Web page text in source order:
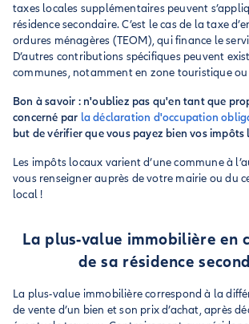
taxes locales supplémentaires peuvent
résidence secondaire. C’est le cas de la taxe
ordures ménagères (TEOM), qui finance le
D’autres contributions spécifiques peuvent
communes, notamment en zone touristique
Bon à savoir : n'oubliez pas qu'en tant que
concerné par la déclaration d'occupation
but de vérifier que vous payez bien vos impôts
Les impôts locaux varient d’une commune à
vous renseigner auprès de votre mairie ou du
local !
La plus-value immobilière en
de sa résidence
La plus-value immobilière correspond à la
de vente d’un bien et son prix d’achat, après